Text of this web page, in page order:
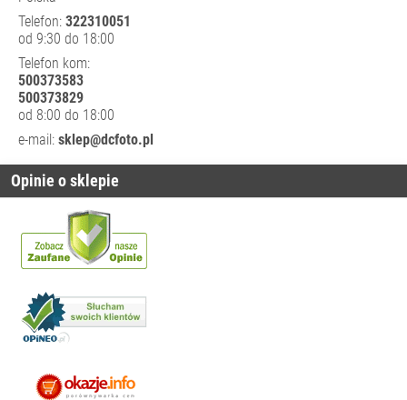
ZESTAWY
Telefon: 322310051
od 9:30 do 18:00
Telefon kom:
500373583
500373829
od 8:00 do 18:00
e-mail: sklep@dcfoto.pl
Opinie o sklepie